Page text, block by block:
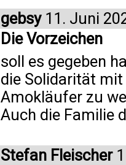
gebsy11. Juni
Die Vorzeichen
soll es gegeben
die Solidarität mit
Amokläufer zu
Auch die Familie
Stefan Fleischer